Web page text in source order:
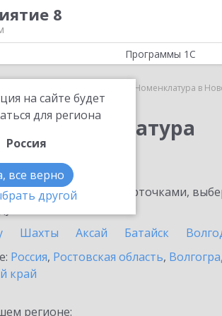
8
на сайте будет
для региона
Россия
все верно
другой
Программы 1С
1С:Номенклатура в
1С:Номенклатура
информационными карточками,
Шахты Аксай Батайск
Россия, Ростовская область,
край
регионе: